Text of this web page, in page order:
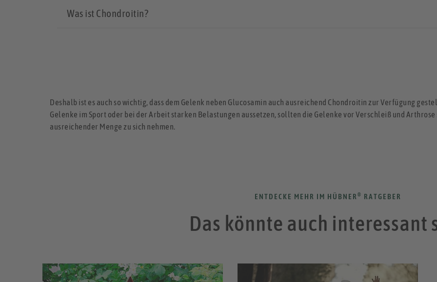
Was ist Chondroitin?
Deshalb ist es auch so wichtig, dass dem Gelenk neben Glucosamin auch ausreichend Chondroitin zur Verfügung
Gelenke im Sport oder bei der Arbeit starken Belastungen aussetzen, sollten die Gelenke vor Verschleiß und
ausreichender Menge zu sich nehmen.
ENTDECKE MEHR IM HÜBNER ® RATGEBER
Das könnte auch interessant